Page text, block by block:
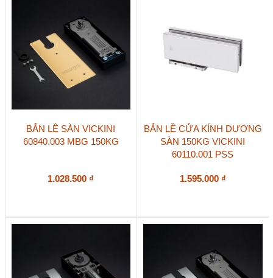
BẢN LỀ SÀN VICKINI
60840.003 MBG 150KG
1.028.500 ₫
BẢN LỀ CỬA KÍNH DƯƠNG
SÀN 150KG VICKINI
60110.001 PSS
1.595.000 ₫